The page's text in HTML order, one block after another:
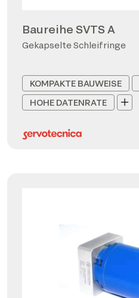
Baureihe SVTS A
Gekapselte Schleifringe
KOMPAKTE BAUWEISE
HOHE DATENRATE